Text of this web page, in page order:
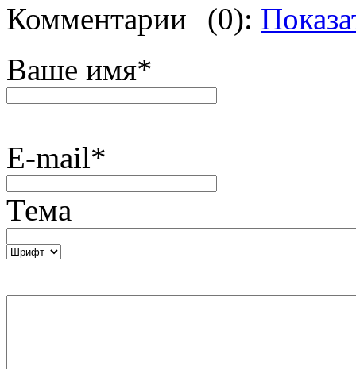
Комментарии (0):
Ваше имя*
E-mail*
Тема